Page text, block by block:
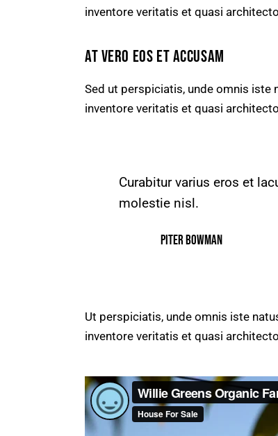
inventore veritatis et quasi
AT VERO EOS ET ACCUSAM
Sed ut perspiciatis, unde omnis iste
inventore veritatis et quasi
Curabitur varius eros et
molestie nisl.
Piter Bowman
Ut perspiciatis, unde omnis iste
inventore veritatis et quasi